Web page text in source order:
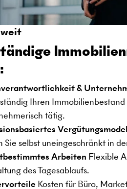
&
Ihren Immobilienbestand
tätig.
Sie selbst uneingeschränkt in
Arbeiten Flexible
des Tagesablaufs.
Kosten für Büro,